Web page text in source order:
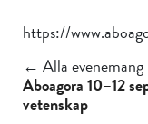
https://
← Alla evenemang
Aboagora 10–12
vetenskap